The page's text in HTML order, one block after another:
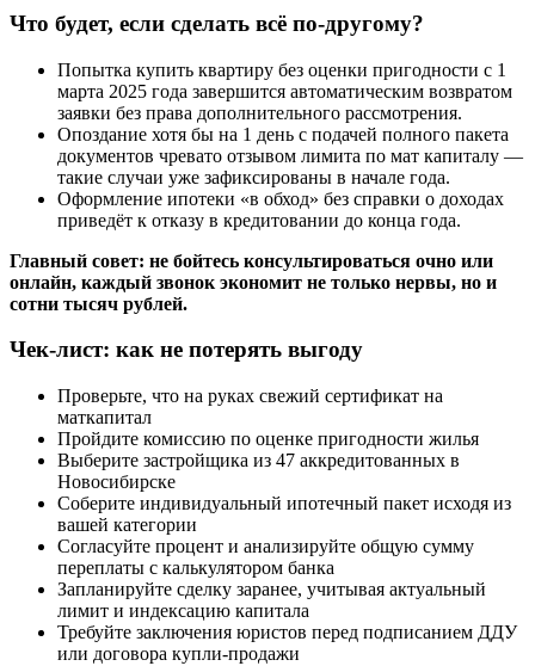
Что будет, если сделать всё по-другому?
Попытка купить квартиру без оценки пригодности с 1
марта 2025 года завершится автоматическим возвратом
заявки без права дополнительного рассмотрения.
Опоздание хотя бы на 1 день с подачей полного пакета
документов чревато отзывом лимита по мат капиталу —
такие случаи уже зафиксированы в начале года.
Оформление ипотеки «в обход» без справки о доходах
приведёт к отказу в кредитовании до конца года.
Главный совет: не бойтесь консультироваться очно или
онлайн, каждый звонок экономит не только нервы, но и
сотни тысяч рублей.
Чек-лист: как не потерять выгоду
Проверьте, что на руках свежий сертификат на
маткапитал
Пройдите комиссию по оценке пригодности жилья
Выберите застройщика из 47 аккредитованных в
Новосибирске
Соберите индивидуальный ипотечный пакет исходя из
вашей категории
Согласуйте процент и анализируйте общую сумму
переплаты с калькулятором банка
Запланируйте сделку заранее, учитывая актуальный
лимит и индексацию капитала
Требуйте заключения юристов перед подписанием ДДУ
или договора купли-продажи